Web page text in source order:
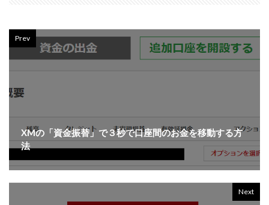
Prev
XMの「資金振替」で３秒で口座間のお金を移動する方
法
Next